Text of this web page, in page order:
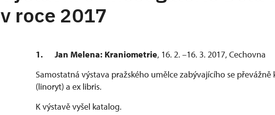
v roce 2017
1. Jan Melena: Kraniometrie, 16. 2. –16. 3. 2017, Cechovna
Samostatná výstava pražského umělce zabývajícího se převážně
(linoryt) a ex libris.
K výstavě vyšel katalog.